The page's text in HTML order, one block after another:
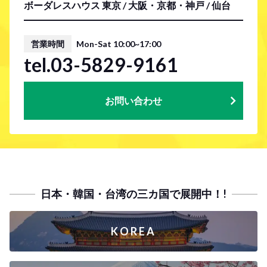
ボーダレスハウス 東京 / 大阪・京都・神戸 / 仙台
営業時間 Mon-Sat 10:00~17:00
tel.03-5829-9161
お問い合わせ
日本・韓国・台湾の三カ国で展開中！!
KOREA